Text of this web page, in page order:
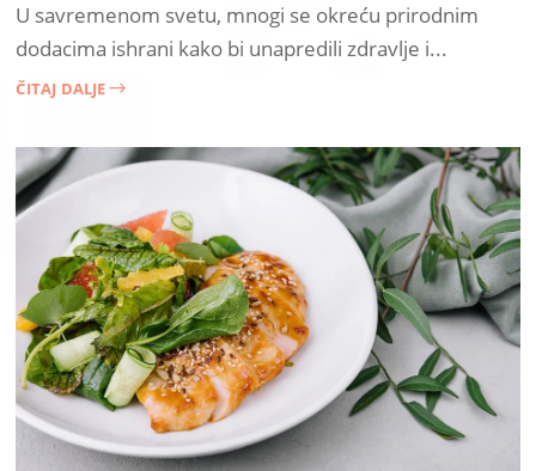
U savremenom svetu, mnogi se okreću prirodnim
dodacima ishrani kako bi unapredili zdravlje i...
ČITAJ DALJE$